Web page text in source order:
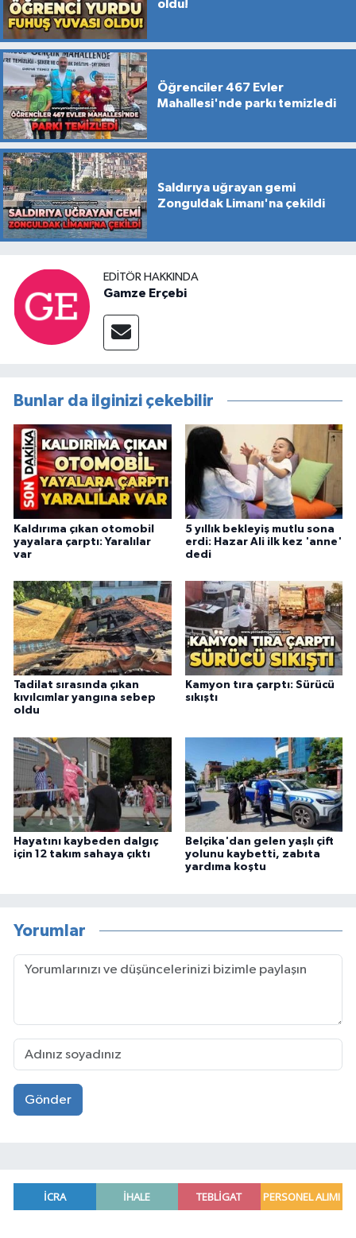
oldu!
Öğrenciler 467 Evler
Mahallesi'nde parkı temizledi
Saldırıya uğrayan gemi
Zonguldak Limanı'na çekildi
EDITÖR HAKKINDA
Gamze Erçebi
Bunlar da ilginizi çekebilir
Kaldırıma çıkan otomobil
yayalara çarptı: Yaralılar
var
5 yıllık bekleyiş mutlu sona
erdi: Hazar Ali ilk kez 'anne'
dedi
Tadilat sırasında çıkan
kıvılcımlar yangına sebep
oldu
Kamyon tıra çarptı: Sürücü
sıkıştı
Hayatını kaybeden dalgıç
için 12 takım sahaya çıktı
Belçika'dan gelen yaşlı çift
yolunu kaybetti, zabıta
yardıma koştu
Yorumlar
Gönder